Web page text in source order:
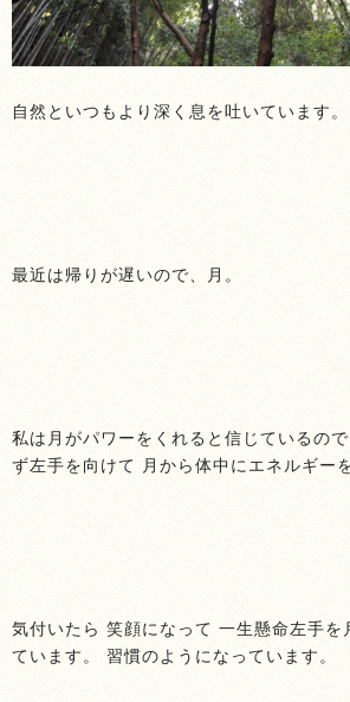
自然といつもより深く息を吐いています。
最近は帰りが遅いので、月。
私は月がパワーをくれると信じているの
ず左手を向けて 月から体中にエネルギー
気付いたら 笑顔になって 一生懸命左手を
ています。 習慣のようになっています。